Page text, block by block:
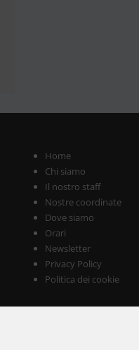
Home
Chi siamo
Il nostro staff
Nostre coordinate
Dove siamo
Orari
Newsletter
Privacy Policy
Politica dei cookie